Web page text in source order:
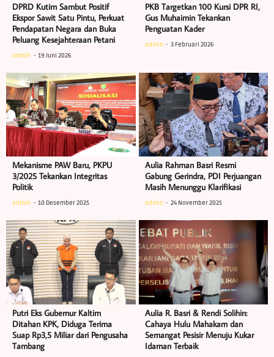
DPRD Kutim Sambut Positif
Ekspor Sawit Satu Pintu, Perkuat
Pendapatan Negara dan Buka
Peluang Kesejahteraan Petani
admin 19 Juni 2026
PKB Targetkan 100 Kursi DPR RI,
Gus Muhaimin Tekankan
Penguatan Kader
admin 3 Februari 2026
Mekanisme PAW Baru, PKPU
3/2025 Tekankan Integritas
Politik
admin 10 Desember 2025
Aulia Rahman Basri Resmi
Gabung Gerindra, PDI Perjuangan
Masih Menunggu Klarifikasi
admin 24 November 2025
Putri Eks Gubernur Kaltim
Ditahan KPK, Diduga Terima
Suap Rp3,5 Miliar dari Pengusaha
Tambang
Aulia R. Basri & Rendi Solihin:
Cahaya Hulu Mahakam dan
Semangat Pesisir Menuju Kukar
Idaman Terbaik